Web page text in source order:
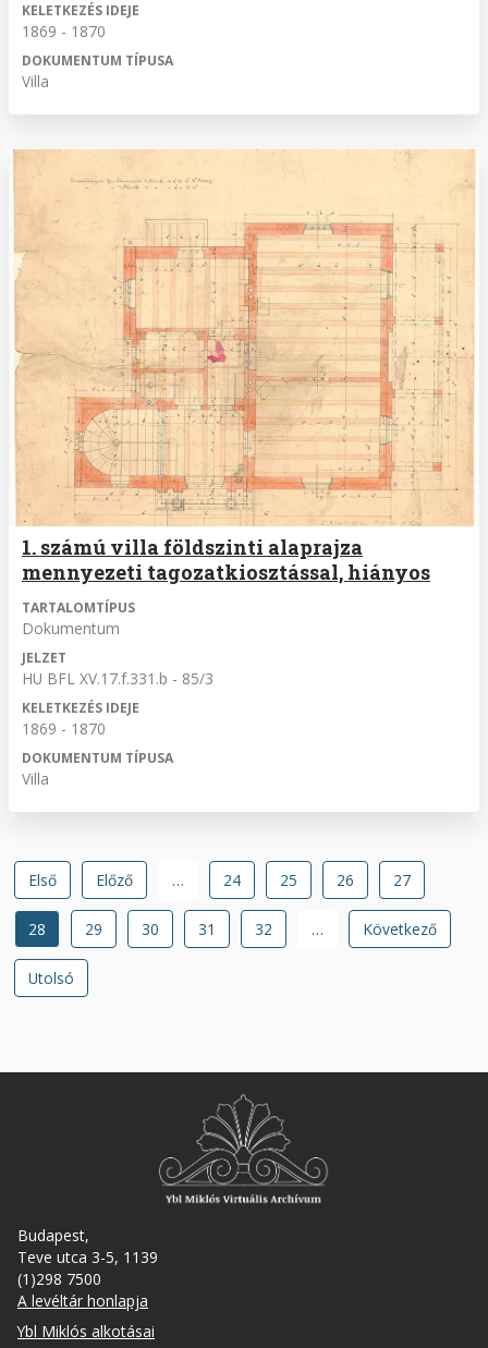
KELETKEZÉS IDEJE
1869 - 1870
DOKUMENTUM TÍPUSA
Villa
1. számú villa földszinti alaprajza
mennyezeti tagozatkiosztással, hiányos
TARTALOMTÍPUS
Dokumentum
JELZET
HU BFL XV.17.f.331.b - 85/3
KELETKEZÉS IDEJE
1869 - 1870
DOKUMENTUM TÍPUSA
Villa
Oldalszámozás
Első
oldal
Első
Előző
oldal
Előző … Oldal
24 Oldal
25 Oldal
26 Oldal
27
Jelenlegi
oldal
28 Oldal
29 Oldal
30 Oldal
31 Oldal
32 …
Következő
oldal
Következő
Utolsó
oldal
Utolsó
Budapest,
Teve utca 3-5, 1139
(1)298 7500
A levéltár honlapja
Footer
Ybl Miklós alkotásai